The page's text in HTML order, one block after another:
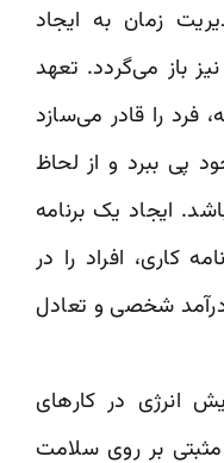
زمان به ایجاد
باز می‌گردد. تعهد
فرد را قادر می‌سازد
پی ببرد و از لحاظ
ایجاد یک برنامه
کاری، افراد را در
شخصی و تعادل
انرژی در کارهای
مثبتی بر روی سلامت